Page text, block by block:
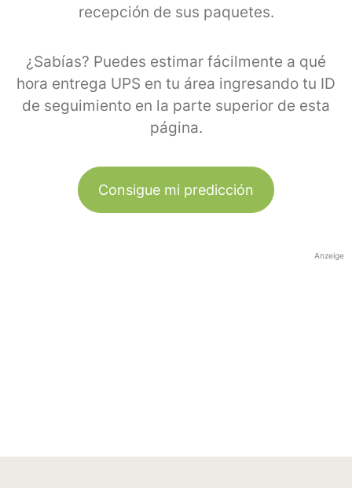
recepción de sus paquetes.
¿Sabías? Puedes estimar fácilmente a qué
hora entrega UPS en tu área ingresando tu ID
de seguimiento en la parte superior de esta
página.
Consigue mi predicción
Anzeige